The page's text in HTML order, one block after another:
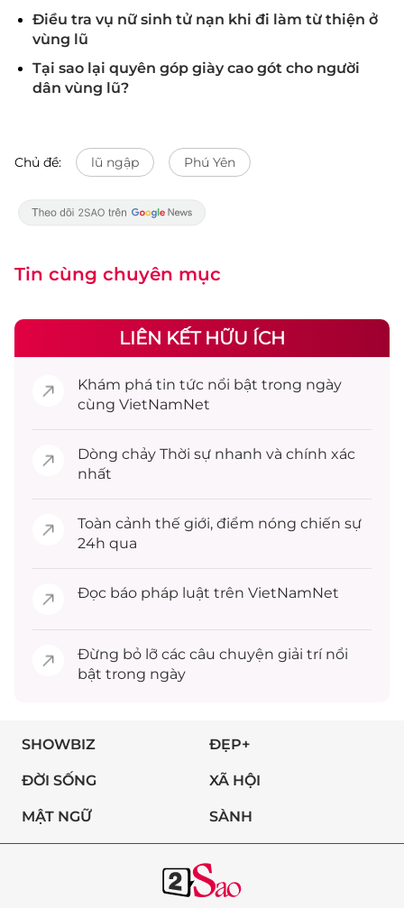
Điều tra vụ nữ sinh tử nạn khi đi làm từ thiện ở
vùng lũ
Tại sao lại quyên góp giày cao gót cho người
dân vùng lũ?
Chủ đề: lũ ngập Phú Yên
Tin cùng chuyên mục
LIÊN KẾT HỮU ÍCH
Khám phá tin tức nổi bật trong ngày
cùng VietNamNet
Dòng chảy Thời sự nhanh và chính xác
nhất
Toàn cảnh thế giới, điểm nóng chiến sự
24h qua
Đọc báo pháp luật trên VietNamNet
Đừng bỏ lỡ các câu chuyện giải trínổi
bật trong ngày
SHOWBIZ ĐẸP+
ĐỜI SỐNG XÃ HỘI
MẬT NGỮ SÀNH